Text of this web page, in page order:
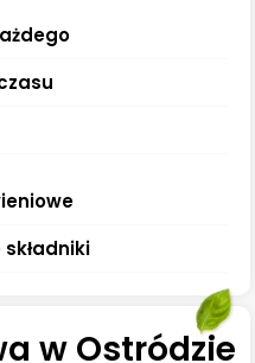
w Ostródzie